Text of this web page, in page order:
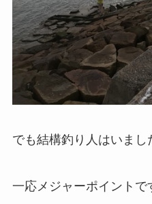
でも結構釣り人はいまし
一応メジャーポイントで